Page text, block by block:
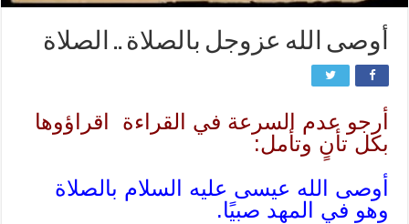
أوصى الله عزوجل بالصلاة .. الصلاة
أرجو عدم السرعة في القراءة اقراؤوها
بكل تأنٍ وتأمل:
أوصى الله عيسى عليه السلام بالصلاة
وهو في المهد صبيًا.